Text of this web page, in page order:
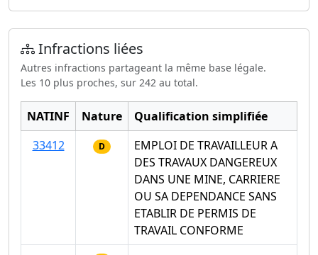
Infractions liées
Autres infractions partageant la même base légale.
Les 10 plus proches, sur 242 au total.
NATINF Nature
Qualification simplifiée
33412
D
EMPLOI DE TRAVAILLEUR A
DES TRAVAUX DANGEREUX
DANS UNE MINE, CARRIERE
OU SA DEPENDANCE SANS
ETABLIR DE PERMIS DE
TRAVAIL CONFORME